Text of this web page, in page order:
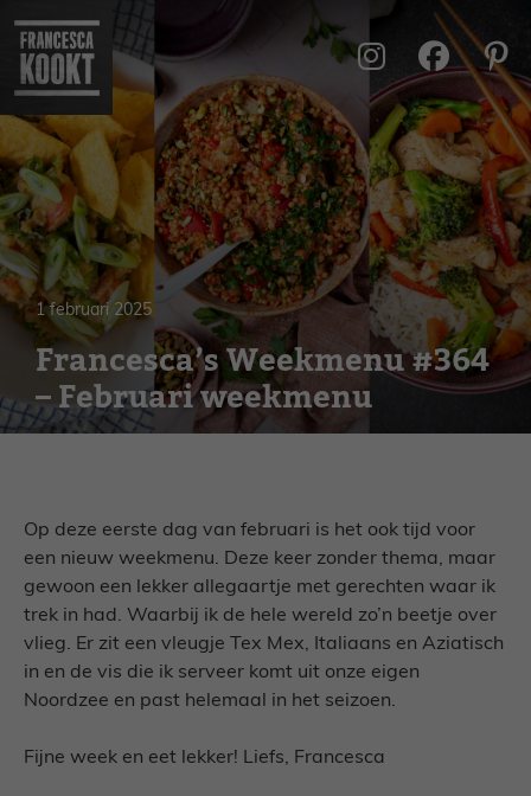
naar
inhoud
1 februari 2025
Francesca’s Weekmenu #364
– Februari weekmenu
Op deze eerste dag van februari is het ook tijd voor
een nieuw weekmenu. Deze keer zonder thema, maar
gewoon een lekker allegaartje met gerechten waar ik
trek in had. Waarbij ik de hele wereld zo’n beetje over
vlieg. Er zit een vleugje Tex Mex, Italiaans en Aziatisch
in en de vis die ik serveer komt uit onze eigen
Noordzee en past helemaal in het seizoen.
Fijne week en eet lekker! Liefs, Francesca